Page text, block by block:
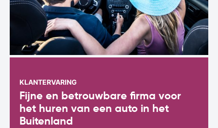
KLANTERVARING
Fijne en betrouwbare firma voor
het huren van een auto in het
Buitenland